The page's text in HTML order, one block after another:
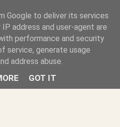
откъси, нови книги
· пон–пет 10:00–19:00 ·
Google to deliver its services
address and user-agent are
performance and security
service, generate usage
address abuse.
GOT IT